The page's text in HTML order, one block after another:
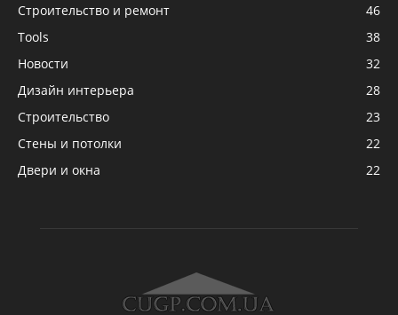
Строительство и ремонт
46
Tools
38
Новости
32
Дизайн интерьера
28
Строительство
23
Стены и потолки
22
Двери и окна
22